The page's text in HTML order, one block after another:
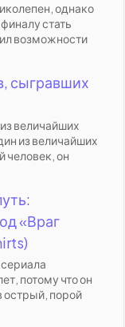
однако
стать
возможности
сыгравших
величайших
из величайших
человек, он
«Враг
потому что он
острый, порой